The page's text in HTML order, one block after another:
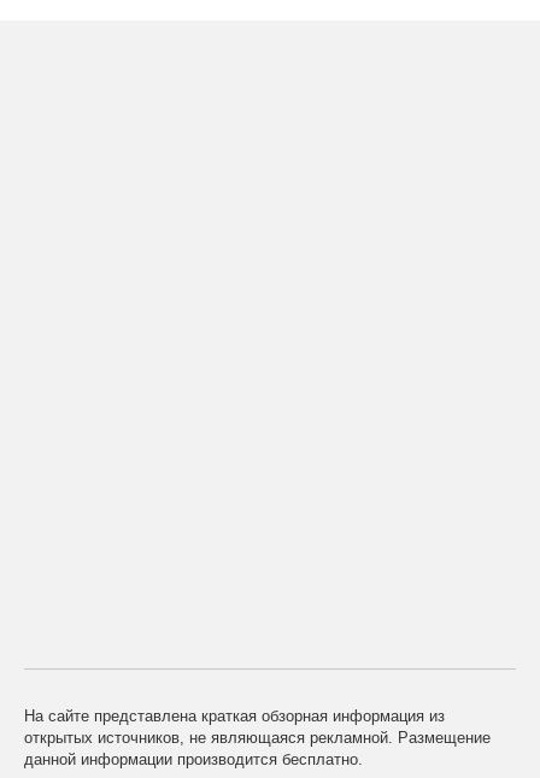
На сайте представлена краткая обзорная информация из
открытых источников, не являющаяся рекламной. Размещение
данной информации производится бесплатно.